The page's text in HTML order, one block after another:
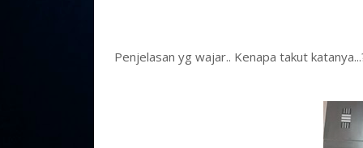
Penjelasan yg wajar.. Kenapa takut